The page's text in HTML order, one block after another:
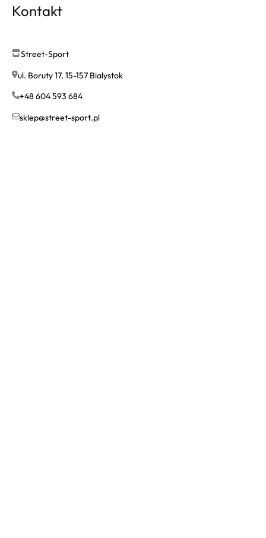
Kontakt
Street-Sport
ul. Boruty 17, 15-157 Bialystok
+48 604 593 684
sklep@street-sport.pl